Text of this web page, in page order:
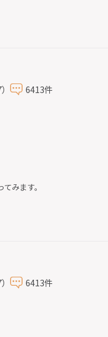
6413件
みます。
6413件